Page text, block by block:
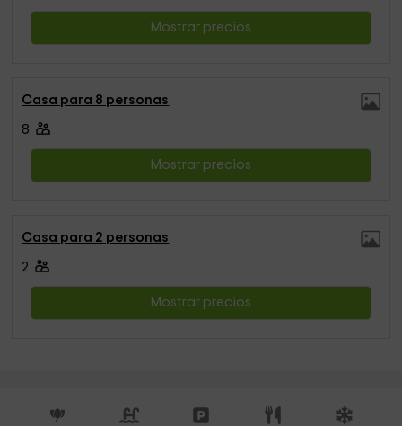
Mostrar precios
Casa para 8 personas
8
Mostrar precios
Casa para 2 personas
2
Mostrar precios